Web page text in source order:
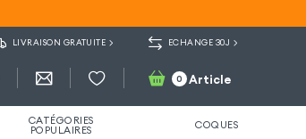
LIVRAISON GRATUITE ECHANGE 30J
0 Article
CATÉGORIES
POPULAIRES COQUES